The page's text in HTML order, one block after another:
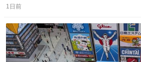
送りあってたし)最近嬉しかったのは
信
ト
数
数
1日前